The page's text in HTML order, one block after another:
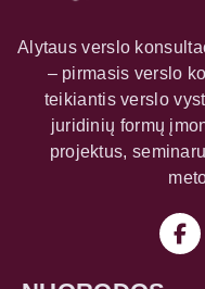
Alytaus verslo
– pirmasis verslo
teikiantis verslo
juridinių formų
projektus,